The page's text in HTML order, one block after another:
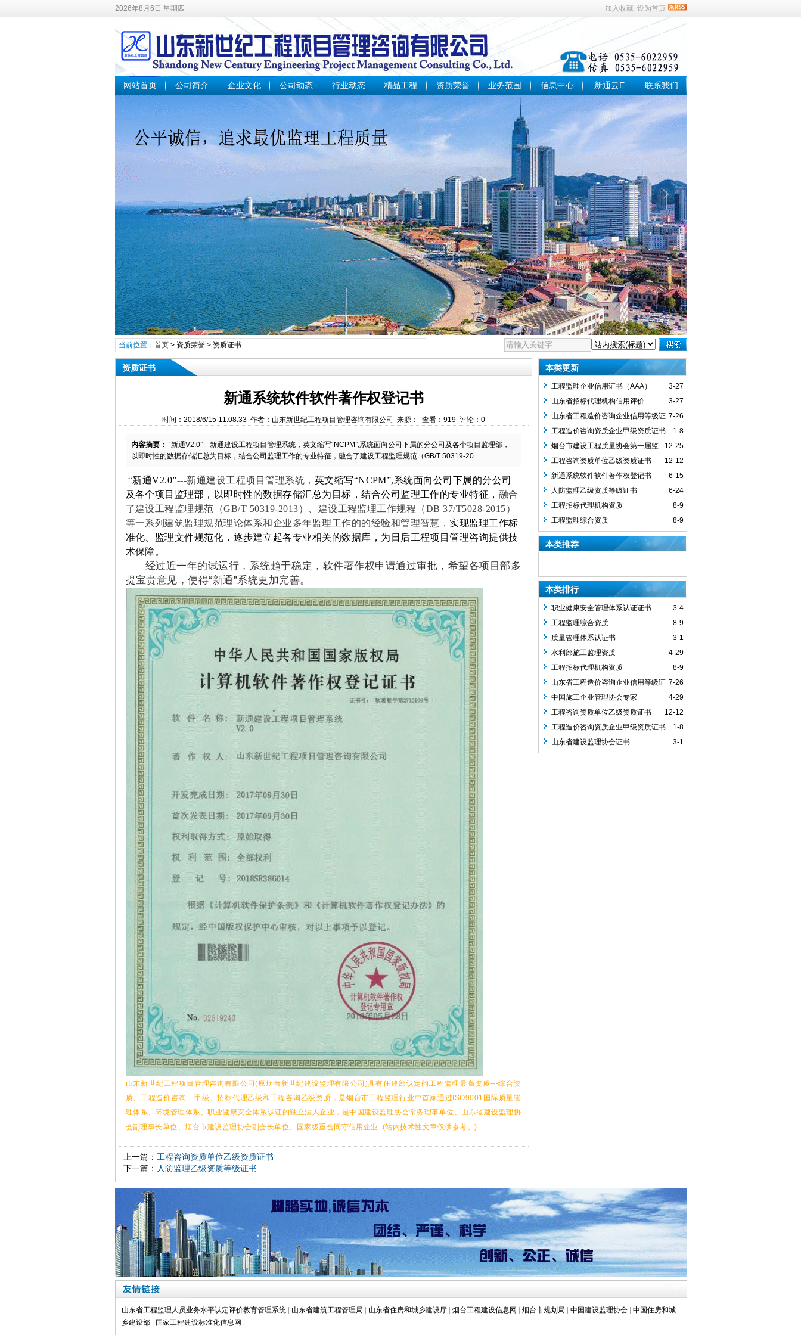
2026年8月6日 星期四 加入收藏 设为首页
网站首页 公司简介 企业文化 公司动态 行业动态 精品工程 资质荣誉 业务范围 信息中心 新通云E 联系我们
当前位置： 首页> 资质荣誉> 资质证书
资质证书
新通系统软件软件著作权登记书
时间：2018/6/15 11:08:33 作者：山东新世纪工程项目管理咨询有限公司 来源： 查看：919 评论：0
内容摘要： “新通V2.0”---新通建设工程项目管理系统，英文缩写“NCPM”,系统面向公司下属的分公司及各个项目监理部，
以即时性的数据存储汇总为目标，结合公司监理工作的专业特征，融合了建设工程监理规范（GB/T 50319-20...
“新通V2.0”---新通建设工程项目管理系统 ， 英文缩写“NCPM”,系统面向公司下属的分公司
及各个项目监理部，以即时性的数据存储汇总为目标，结合公司监理工作的专业特征， 融合
了建设工程监理规范（GB/T 50319-2013）、建设工程监理工作规程（DB 37/T5028-2015）
等一系列建筑监理规范理论体系和企业多年监理工作的的经验和管理智慧， 实现监理工作标
准化、监理文件规范化，逐步建立起各专业相关的数据库，为日后工程项目管理咨询提供技
术保障。
经过近一年的试运行，系统趋于稳定，软件著作权申请通过审批，希望各项目部多
提宝贵意见，使得“新通”系统更加完善。
山东新世纪工程项目管理咨询有限公司(原烟台新世纪建设监理有限公司)具有住建部认定的工程监理最高资质---综合资
质、工程造价咨询---甲级、招标代理乙级和工程咨询乙级资质，是烟台市工程监理行业中首家通过ISO9001国际质量管
理体系、环境管理体系、职业健康安全体系认证的独立法人企业，是中国建设监理协会常务理事单位、山东省建设监理协
会副理事长单位、烟台市建设监理协会副会长单位、国家级重合同守信用企业. (站内技术性文章仅供参考。)
上一篇： 工程咨询资质单位乙级资质证书
下一篇： 人防监理乙级资质等级证书
本类更新
3-27
工程监理企业信用证书（AAA）
3-27
山东省招标代理机构信用评价
（AAA）
7-26
山东省工程造价咨询企业信用等级证
书（AAA）
1-8
工程造价咨询资质企业甲级资质证书
12-25
烟台市建设工程质量协会第一届监
事会监事长单位
12-12
工程咨询资质单位乙级资质证书
6-15
新通系统软件软件著作权登记书
6-24
人防监理乙级资质等级证书
8-9
工程招标代理机构资质
8-9
工程监理综合资质
本类推荐
本类排行
3-4
职业健康安全管理体系认证证书
8-9
工程监理综合资质
3-1
质量管理体系认证书
4-29
水利部施工监理资质
8-9
工程招标代理机构资质
7-26
山东省工程造价咨询企业信用等级证
书（AAA）
4-29
中国施工企业管理协会专家
12-12
工程咨询资质单位乙级资质证书
1-8
工程造价咨询资质企业甲级资质证书
3-1
山东省建设监理协会证书
山东省工程监理人员业务水平认定评价教育管理系统 山东省建筑工程管理局 山东省住房和城乡建设厅 烟台工程建设信息网 烟台市规划局 中国建设监理协会
中国住房和城
乡建设部
国家工程建设标准化信息网